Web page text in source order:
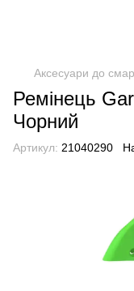
Аксесуари до
Ремінець
Чорний
Артикул: 21040290